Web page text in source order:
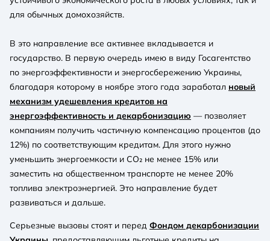
для обычных домохозяйств.
В это направление все активнее вкладывается и
государство. В первую очередь имею в виду Госагентство
по энергоэффективности и энергосбережению Украины,
благодаря которому в ноябре этого года заработал новый
механизм удешевления кредитов на
энергоэффективность и декарбонизацию — позволяет
компаниям получить частичную компенсацию процентов (до
12%) по соответствующим кредитам. Для этого нужно
уменьшить энергоемкости и CO₂ не менее 15% или
заместить на общественном транспорте не менее 20%
топлива электроэнергией. Это направление будет
развиваться и дальше.
Серьезные вызовы стоят и перед Фондом декарбонизации